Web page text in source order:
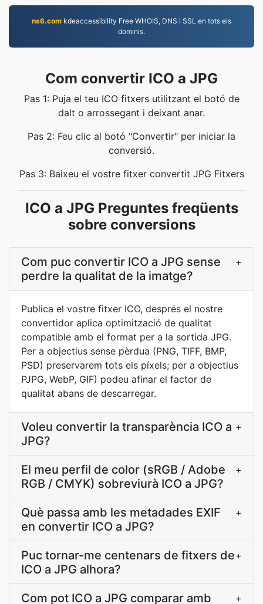
ns6.com kdeaccessibility Free WHOIS, DNS i SSL en tots els
dominis.
Com convertir ICO a JPG
Pas 1: Puja el teu ICO fitxers utilitzant el botó de
dalt o arrossegant i deixant anar.
Pas 2: Feu clic al botó "Convertir" per iniciar la
conversió.
Pas 3: Baixeu el vostre fitxer convertit JPG Fitxers
ICO a JPG Preguntes freqüents
sobre conversions
Com puc convertir ICO a JPG sense
perdre la qualitat de la imatge?
+
Publica el vostre fitxer ICO, després el nostre
convertidor aplica optimització de qualitat
compatible amb el format per a la sortida JPG.
Per a objectius sense pèrdua (PNG, TIFF, BMP,
PSD) preservarem tots els píxels; per a objectius
PJPG, WebP, GIF) podeu afinar el factor de
qualitat abans de descarregar.
Voleu convertir la transparència ICO a
JPG?
+
El meu perfil de color (sRGB / Adobe
RGB / CMYK) sobreviurà ICO a JPG?
+
Què passa amb les metadades EXIF
en convertir ICO a JPG?
+
Puc tornar-me centenars de fitxers de
ICO a JPG alhora?
+
Com pot ICO a JPG comparar amb +